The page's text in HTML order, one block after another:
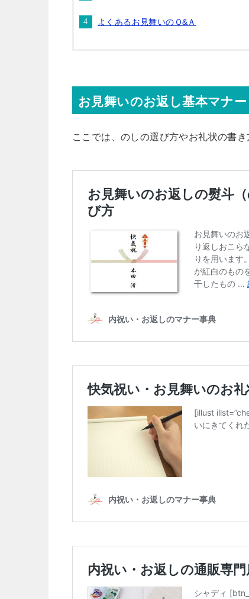
よくあるお見舞いのＱ&Ａ
お見舞いのお返し基本マナー
ここでは、のしの選び方やお礼状の書